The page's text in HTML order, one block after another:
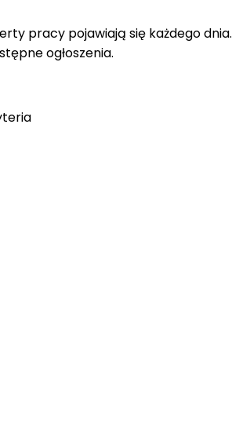
pracy pojawiają się każdego dnia.
ogłoszenia.